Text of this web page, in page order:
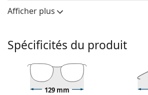
des lunettes de vue durables pour
Monture de lunettes de vue
La couleur noire de la monture
parfaitement avec tous les teints
blonds clairs, châtains clairs ou
Afficher plus
Spécificités du produit
129 mm